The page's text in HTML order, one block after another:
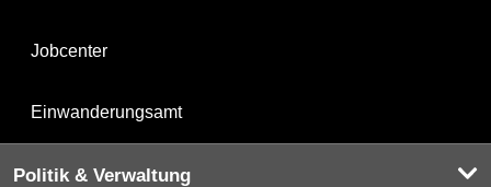
Jobcenter
Einwanderungsamt
Politik & Verwaltung